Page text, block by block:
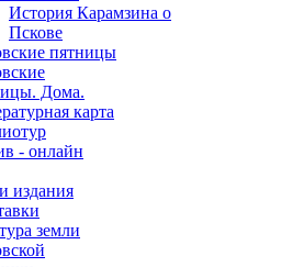
История Карамзина о
Пскове
пятницы
Дома.
карта
- онлайн
издания
земли